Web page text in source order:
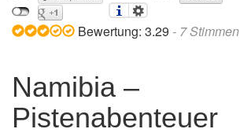
Bewertung: 3.29 - 7Stimmen
Namibia –
Pistenabenteuer